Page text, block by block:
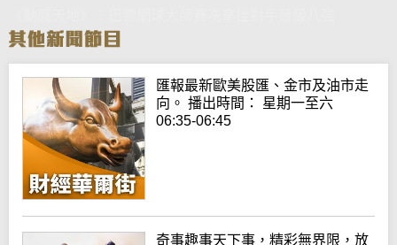
匯報最新歐美股匯、金市及油市走
向。 播出時間： 星期一至六
06:35-06:45
奇事趣事天下事，精彩無界限，放